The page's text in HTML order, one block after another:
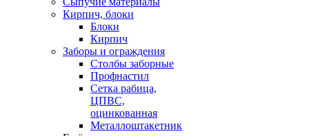
Кирпич, блоки
Блоки
Кирпич
Заборы и ограждения
Столбы заборные
Профнастил
Сетка рабица,
ЦПВС,
оцинкованная
Металлоштакетник